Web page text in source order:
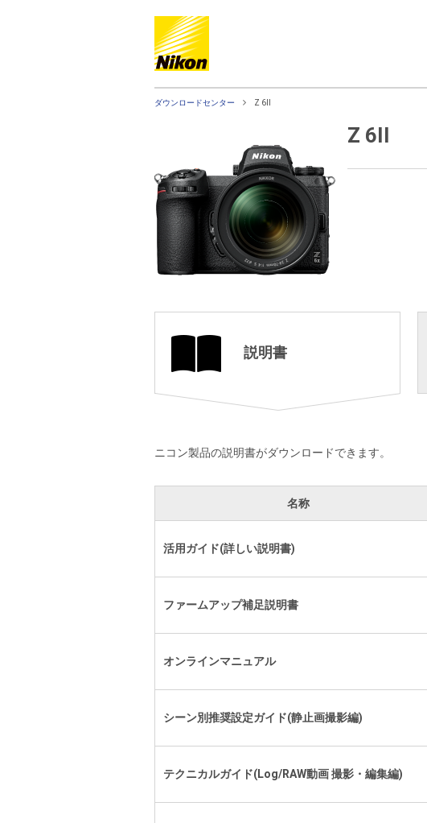
ダウンロードセンター Z 6II
Z 6II
説明書
ニコン製品の説明書がダウンロードできます。
名称
活用ガイド(詳しい説明書)
ファームアップ補足説明書
オンラインマニュアル
シーン別推奨設定ガイド(静止画撮影編)
テクニカルガイド(Log/RAW動画 撮影・編集編)